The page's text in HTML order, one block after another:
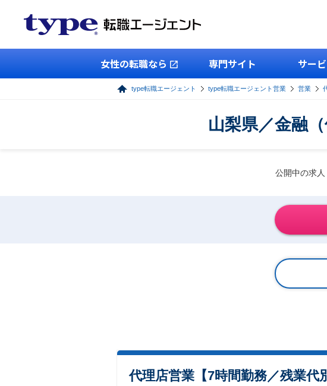
女性の転職なら 専門サイト サー
type転職エージェント type転職エージェント営業 営業
山梨県／金融
公開中の求人
代理店営業【7時間勤務／残業代